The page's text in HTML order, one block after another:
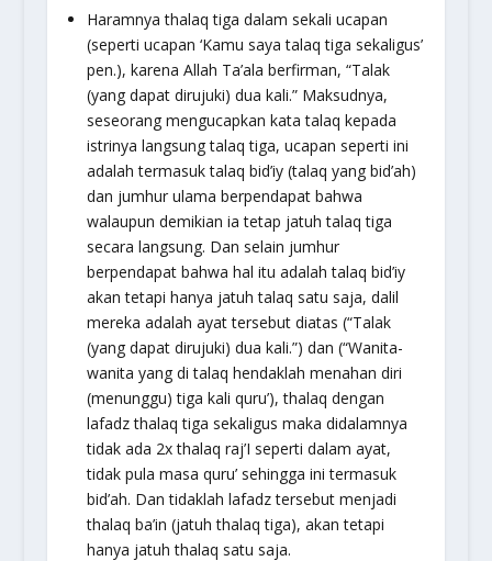
Haramnya thalaq tiga dalam sekali ucapan
(seperti ucapan ‘Kamu saya talaq tiga sekaligus’
pen.), karena Allah Ta’ala berfirman, “Talak
(yang dapat dirujuki) dua kali.”Maksudnya,
seseorang mengucapkan kata talaq kepada
istrinya langsung talaq tiga, ucapan seperti ini
adalah termasuk talaq bid’iy (talaq yang bid’ah)
dan jumhur ulama berpendapat bahwa
walaupun demikian ia tetap jatuh talaq tiga
secara langsung. Dan selain jumhur
berpendapat bahwa hal itu adalah talaq bid’iy
akan tetapi hanya jatuh talaq satu saja, dalil
mereka adalah ayat tersebut diatas (“Talak
(yang dapat dirujuki) dua kali.”) dan (“Wanita-
wanita yang di talaq hendaklah menahan diri
(menunggu) tiga kali quru’), thalaq dengan
lafadz thalaq tiga sekaligus maka didalamnya
tidak ada 2x thalaq raj’I seperti dalam ayat,
tidak pula masa quru’ sehingga ini termasuk
bid’ah. Dan tidaklah lafadz tersebut menjadi
thalaq ba’in (jatuh thalaq tiga), akan tetapi
hanya jatuh thalaq satu saja.